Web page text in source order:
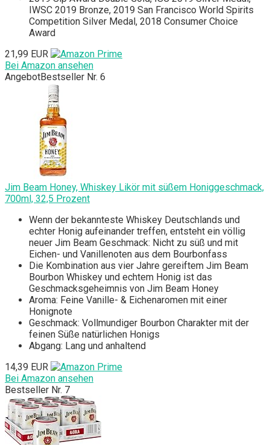
IWSC 2019 Bronze, 2019 San Francisco World Spirits
Competition Silver Medal, 2018 Consumer Choice
Award
21,99 EUR
Bei Amazon ansehen
AngebotBestseller Nr. 6
Jim Beam Honey, Whiskey Likör mit süßem Honiggeschmack,
700ml, 32,5 Prozent
Wenn der bekannteste Whiskey Deutschlands und
echter Honig aufeinander treffen, entsteht ein völlig
neuer Jim Beam Geschmack: Nicht zu süß und mit
Eichen- und Vanillenoten aus dem Bourbonfass
Die Kombination aus vier Jahre gereiftem Jim Beam
Bourbon Whiskey und echtem Honig ist das
Geschmacksgeheimnis von Jim Beam Honey
Aroma: Feine Vanille- & Eichenaromen mit einer
Honignote
Geschmack: Vollmundiger Bourbon Charakter mit der
feinen Süße natürlichen Honigs
Abgang: Lang und anhaltend
14,39 EUR
Bei Amazon ansehen
Bestseller Nr. 7